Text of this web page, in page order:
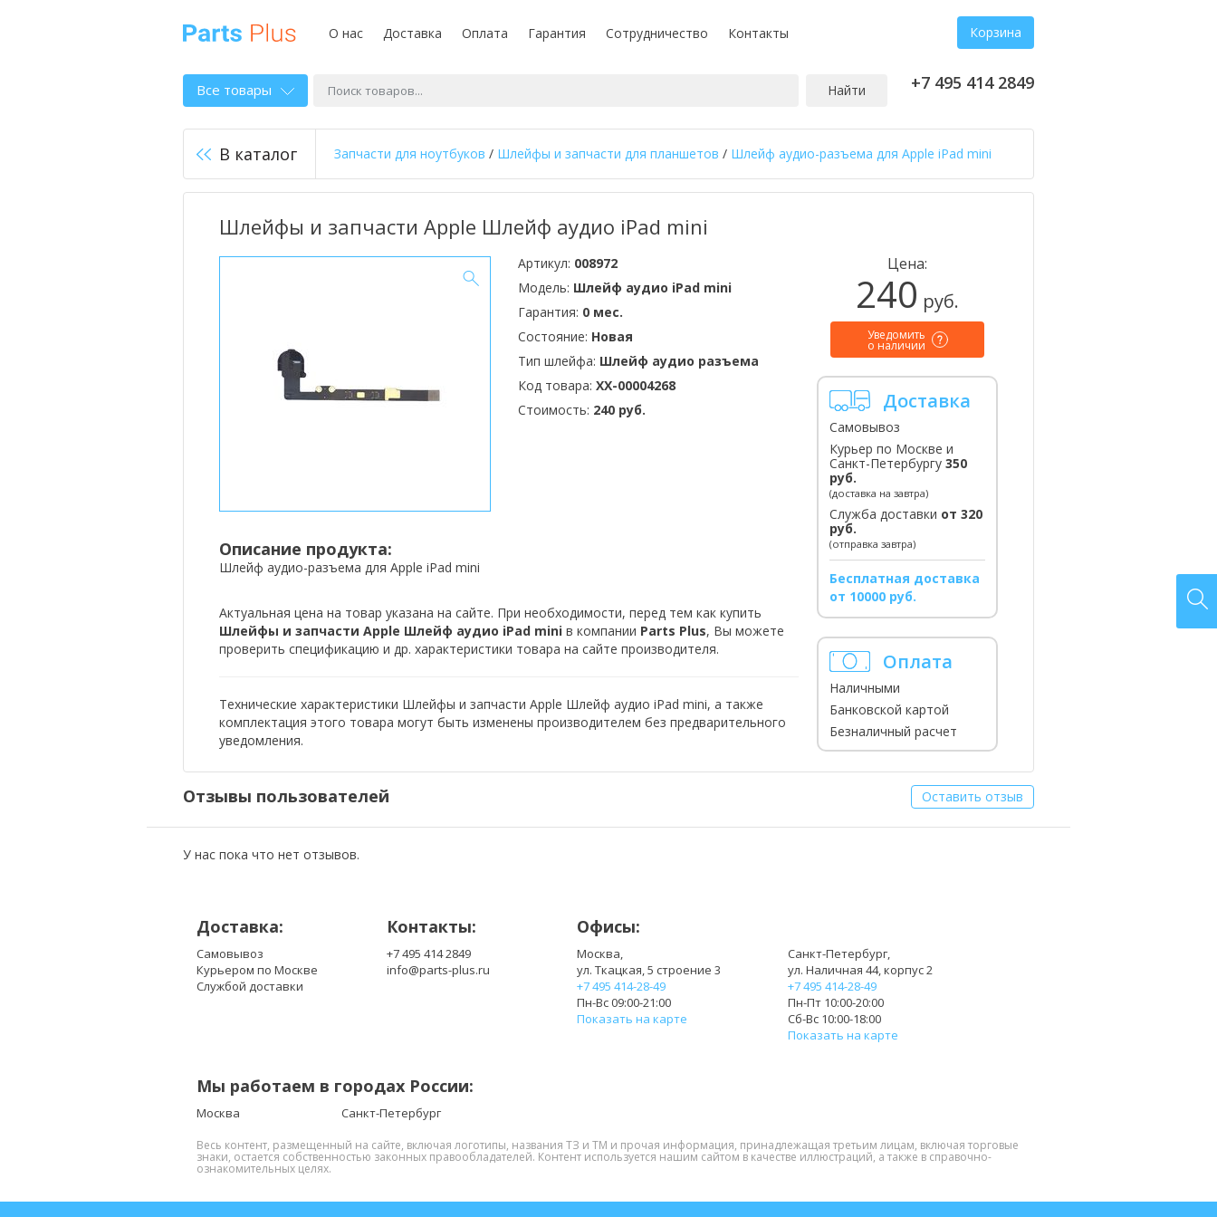
О нас Доставка Оплата Гарантия Сотрудничество Контакты Корзина
Все товары Найти +7 495 414 2849
В каталог Запчасти для ноутбуков / Шлейфы и запчасти для планшетов / Шлейф аудио-разъема для Apple iPad mini
Шлейфы и запчасти Apple Шлейф аудио iPad mini
Артикул: 008972
Модель: Шлейф аудио iPad mini
Гарантия: 0 мес.
Состояние: Новая
Тип шлейфа: Шлейф аудио разъема
Код товара: XX-00004268
Стоимость: 240 руб.
Описание продукта:
Шлейф аудио-разъема для Apple iPad mini
Актуальная цена на товар указана на сайте. При необходимости, перед тем как купить
Шлейфы и запчасти Apple Шлейф аудио iPad mini в компании Parts Plus, Вы можете
проверить спецификацию и др. характеристики товара на сайте производителя.
Технические характеристики Шлейфы и запчасти Apple Шлейф аудио iPad mini, а также
комплектация этого товара могут быть изменены производителем без предварительного
уведомления.
Цена:
240 руб.
Уведомить
о наличии
Доставка
Самовывоз
Курьер по Москве и
Санкт-Петербургу 350
руб.
(доставка на завтра)
Служба доставки от 320
руб.
(отправка завтра)
Бесплатная доставка
от 10000 руб.
Оплата
Наличными
Банковской картой
Безналичный расчет
Отзывы пользователей Оставить отзыв
У нас пока что нет отзывов.
Доставка:
Самовывоз
Курьером по Москве
Службой доставки
Контакты:
+7 495 414 2849
info@parts-plus.ru
Офисы:
Москва,
ул. Ткацкая, 5 строение 3
+7 495 414-28-49
Пн-Вс 09:00-21:00
Показать на карте
Санкт-Петербург,
ул. Наличная 44, корпус 2
+7 495 414-28-49
Пн-Пт 10:00-20:00
Сб-Вс 10:00-18:00
Показать на карте
Мы работаем в городах России:
Москва Санкт-Петербург
Весь контент, размещенный на сайте, включая логотипы, названия ТЗ и ТМ и прочая информация, принадлежащая третьим лицам, включая торговые
знаки, остается собственностью законных правообладателей. Контент используется нашим сайтом в качестве иллюстраций, а также в справочно-
ознакомительных целях.